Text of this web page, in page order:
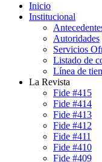
Inicio
Institucional
Autoridades
Servicios
Listado de
Línea de
La Revista
Fide #415
Fide #414
Fide #413
Fide #412
Fide #411
Fide #410
Fide #409